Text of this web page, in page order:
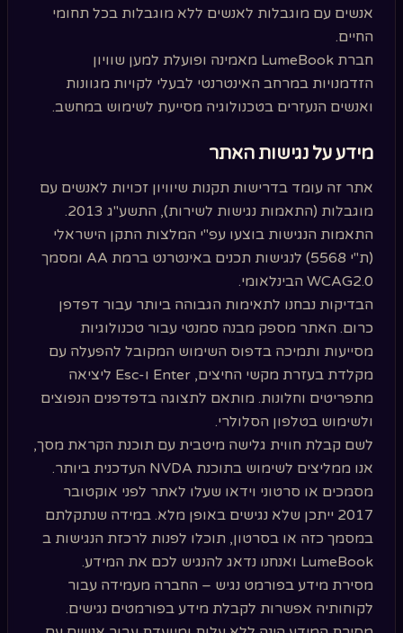
אנשים עם מוגבלות לאנשים ללא מוגבלות בכל תחומי
החיים.
חברת LumeBook מאמינה ופועלת למען שוויון
הזדמנויות במרחב האינטרנטי לבעלי לקויות מגוונות
ואנשים הנעזרים בטכנולוגיה מסייעת לשימוש במחשב.
מידע על נגישות האתר
אתר זה עומד בדרישות תקנות שיוויון זכויות לאנשים עם
מוגבלות (התאמות נגישות לשירות), התשע"ג 2013.
התאמות הנגישות בוצעו עפ"י המלצות התקן הישראלי
(ת"י 5568) לנגישות תכנים באינטרנט ברמת AA ומסמך
WCAG2.0 הבינלאומי.
הבדיקות נבחנו לתאימות הגבוהה ביותר עבור דפדפן
כרום. האתר מספק מבנה סמנטי עבור טכנולוגיות
מסייעות ותמיכה בדפוס השימוש המקובל להפעלה עם
מקלדת בעזרת מקשי החיצים, Enter ו-Esc ליציאה
מתפריטים וחלונות. מותאם לתצוגה בדפדפנים הנפוצים
ולשימוש בטלפון הסלולרי.
לשם קבלת חווית גלישה מיטבית עם תוכנת הקראת מסך,
אנו ממליצים לשימוש בתוכנת NVDA העדכנית ביותר.
מסמכים או סרטוני וידאו שעלו לאתר לפני אוקטובר
2017 ייתכן שלא נגישים באופן מלא. במידה שנתקלתם
במסמך כזה או בסרטון, תוכלו לפנות לרכזת הנגישות ב
LumeBook ואנחנו נדאג להנגיש לכם את המידע.
מסירת מידע בפורמט נגיש – החברה מעמידה עבור
לקוחותיה אפשרות לקבלת מידע בפורמטים נגישים.